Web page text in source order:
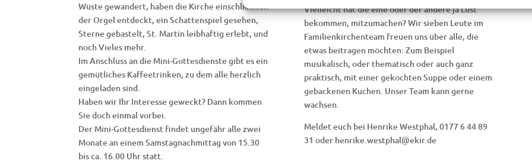
Wüste gewandert, haben die Kirche einschließlich
der Orgel entdeckt, ein Schattenspiel gesehen,
Sterne gebastelt, St. Martin leibhaftig erlebt, und
noch Vieles mehr.
Im Anschluss an die Mini-Gottesdienste gibt es ein
gemütliches Kaffeetrinken, zu dem alle herzlich
eingeladen sind.
Haben wir Ihr Interesse geweckt? Dann kommen
Sie doch einmal vorbei.
Der Mini-Gottesdienst findet ungefähr alle zwei
Monate an einem Samstagnachmittag von 15.30
bis ca. 16.00 Uhr statt.
Vielleicht hat die eine oder der andere ja Lust
bekommen, mitzumachen? Wir sieben Leute im
Familienkirchenteam freuen uns über alle, die
etwas beitragen möchten: Zum Beispiel
musikalisch, oder thematisch oder auch ganz
praktisch, mit einer gekochten Suppe oder einem
gebackenen Kuchen. Unser Team kann gerne
wachsen.
Meldet euch bei Henrike Westphal, 0177 6 44 89
31 oder henrike.westphal@ekir.de